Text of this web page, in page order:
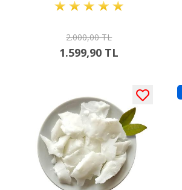
2.000,00 TL
1.599,90 TL